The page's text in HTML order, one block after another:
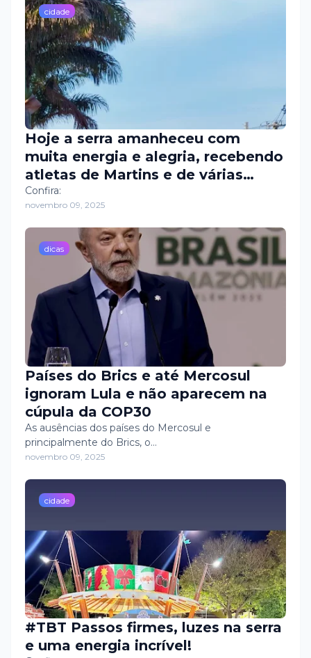
cidade
Hoje a serra amanheceu com
muita energia e alegria, recebendo
atletas de Martins e de várias
cidades da região para um grande
treinão em comemoração aos 184
anos de emancipação política da
nossa querida Martins! 🏃🏽‍♂️🏃🏽‍♀️
Confira:
novembro 09, 2025
dicas
Países do Brics e até Mercosul
ignoram Lula e não aparecem na
cúpula da COP30
As ausências dos países do Mercosul e
principalmente do Brics, o…
novembro 09, 2025
cidade
#TBT Passos firmes, luzes na serra
e uma energia incrível!